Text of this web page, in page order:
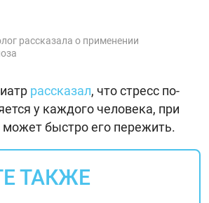
рассказала о применении
рассказал, что стресс по-
у каждого человека, при
быстро его пережить.
ТАКЖЕ